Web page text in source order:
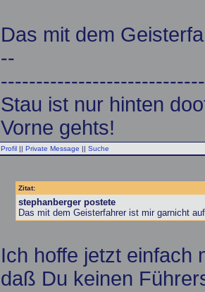
Das mit dem
--
Stau ist nur hinten
Vorne gehts!
Profil || Private Message || Suche
Zitat:
stephanberger postete
Das mit dem Geisterfahrer ist mir garnicht
Ich hoffe jetzt einfach
daß Du keinen